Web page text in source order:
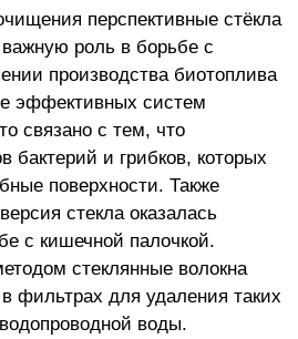
перспективные стёкла
роль в борьбе с
производства биотоплива
эффективных систем
связано с тем, что
бактерий и грибков, которых
поверхности. Также
стекла оказалась
с кишечной палочкой.
стеклянные волокна
фильтрах для удаления таких
воды.